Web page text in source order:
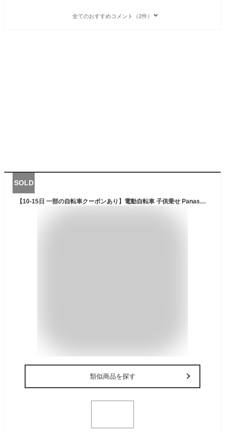
全てのおすすめコメント（2件）
SOLD
【10-15日 一部の自転車クーポンあり】電動自転車 子供乗せ Panasonic(パナソニック) 3人乗り ギュット・クルーム・DX 2022年モデル おしゃれ おすすめ 人気 BE-ELFD033【通常3~5営業日で出荷】
類似商品を探す